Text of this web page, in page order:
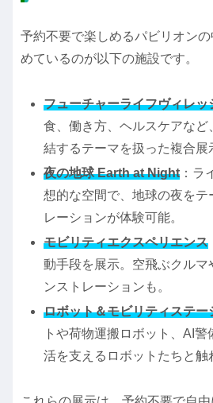
予約不要で楽しめるパビリオン
めているのが以下の施設です。
フューチャーライフヴィレッ
食、働き方、ヘルスケアなど
結するテーマを扱った複合展
夜の地球 Earth at Night ：ラ
想的な空間で、地球の夜をテ
レーションが体験可能。
モビリティエクスペリエンス
動手段を展示。空飛ぶクルマ
ンストレーションも。
ロボット＆モビリティステー
トや荷物運搬ロボット、AI
活を支えるロボットたちと触